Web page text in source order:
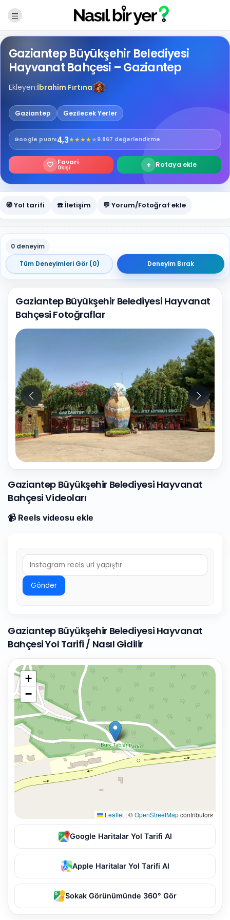
Gaziantep Büyükşehir Belediyesi
Hayvanat Bahçesi – Gaziantep
Ekleyen:İbrahim Fırtına
Gaziantep Gezilecek Yerler
Google puanı4,3★★★★★ 9.867 değerlendirme
🤍 Favori
0kişi + Rotaya ekle
🧭 Yol tarifi ☎️ İletişim 💬 Yorum/Fotoğraf ekle
0 deneyim
Tüm Deneyimleri Gör (0)
Deneyim Bırak
Gaziantep Büyükşehir Belediyesi Hayvanat
Bahçesi Fotoğraflar
Fotoğraf
Gaziantep Büyükşehir Belediyesi Hayvanat
Bahçesi Videoları
📹 Reels videosu ekle
Gönder
Gaziantep Büyükşehir Belediyesi Hayvanat
Bahçesi Yol Tarifi / Nasıl Gidilir
+
−
Leaflet | ©OpenStreetMapcontributors
Google Haritalar Yol Tarifi Al
Apple Haritalar Yol Tarifi Al
Sokak Görünümünde 360° Gör